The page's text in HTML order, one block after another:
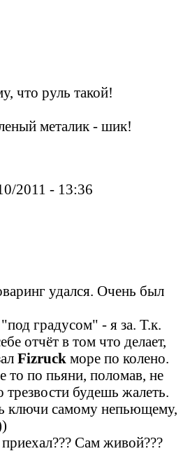
что руль такой!
металик - шик!
2011 - 13:36
удался. Очень был
градусом" - я за. Т.к.
отчёт в том что делает,
Fizruck море по колено.
то по пьяни, поломав, не
трезвости будешь жалеть.
ключи самому непьющему,
Сам живой???